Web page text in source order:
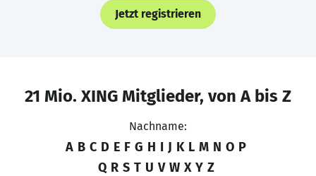
Jetzt registrieren
21 Mio. XING Mitglieder, von A bis Z
Nachname:
A B C D E F G H I J K L M N O P
Q R S T U V W X Y Z